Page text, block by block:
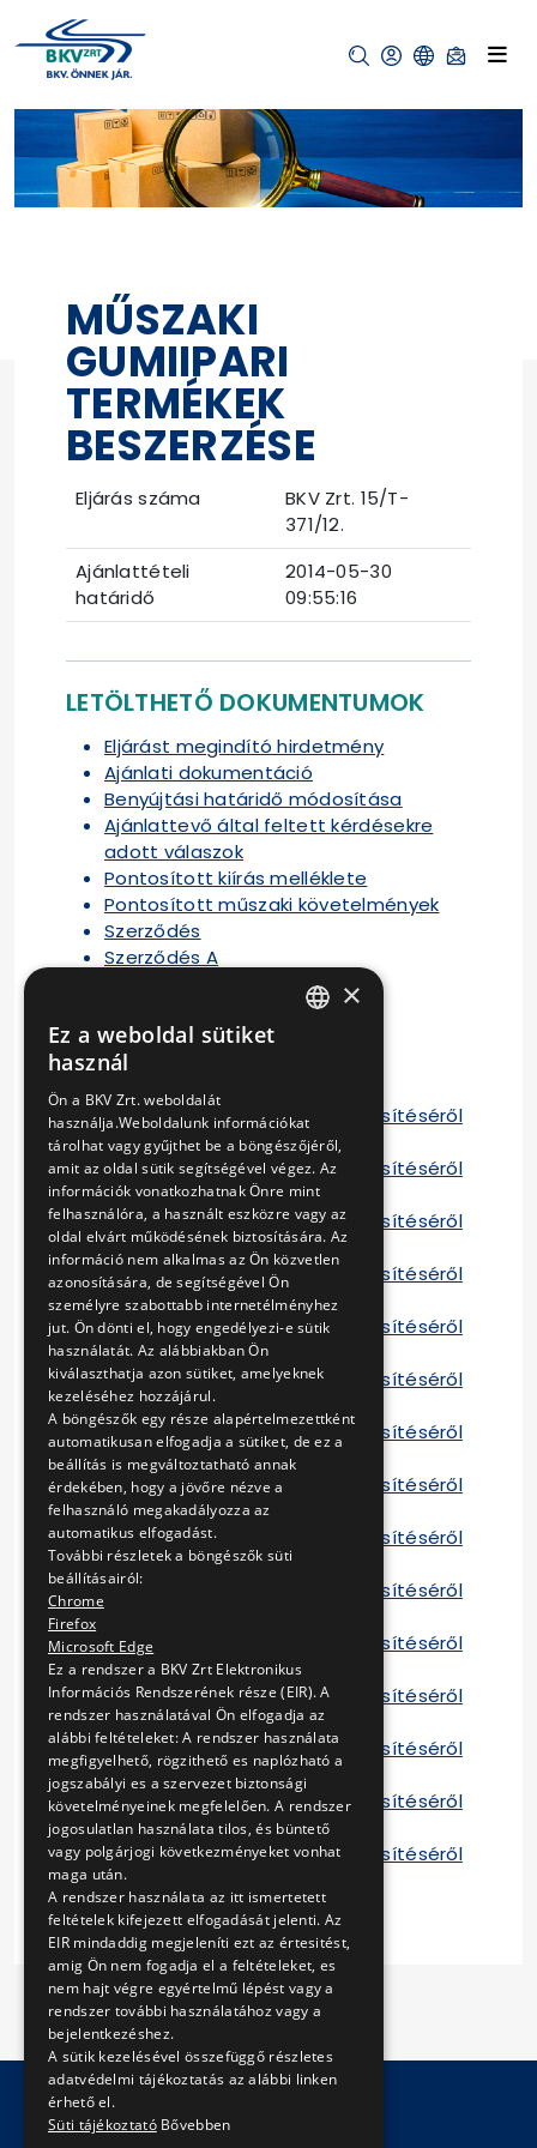
MŰSZAKI
GUMIIPARI
TERMÉKEK
BESZERZÉSE
Eljárás száma
BKV Zrt. 15/T-
371/12.
Ajánlattételi
határidő
2014-05-30
09:55:16
LETÖLTHETŐ DOKUMENTUMOK
Eljárást megindító hirdetmény
Ajánlati dokumentáció
Benyújtási határidő módosítása
Ajánlattevő által feltett kérdésekre
adott válaszok
Pontosított kiírás melléklete
Pontosított műszaki követelmények
Szerződés
Szerződés A
Szerződés F
Szerződés G
Szerződés H
Tájékoztató a szerződés teljesítéséről
A 2014
Tájékoztató a szerződés teljesítéséről
D 2014
Tájékoztató a szerződés teljesítéséről
E 2014
Tájékoztató a szerződés teljesítéséről
F 2014
Tájékoztató a szerződés teljesítéséről
G 2014
Tájékoztató a szerződés teljesítéséről
A 2015
Tájékoztató a szerződés teljesítéséről
D 2015
Tájékoztató a szerződés teljesítéséről
E 2015
Tájékoztató a szerződés teljesítéséről
F 2015
Tájékoztató a szerződés teljesítéséről
Tájékoztató a szerződés teljesítéséről
A 2016
Tájékoztató a szerződés teljesítéséről
D 2016
Tájékoztató a szerződés teljesítéséről
E 2016
Tájékoztató a szerződés teljesítéséről
F 2016
Tájékoztató a szerződés teljesítéséről
G 2016
×
Ez a weboldal sütiket
használ
Ön a BKV Zrt. weboldalát
használja.Weboldalunk információkat
tárolhat vagy gyűjthet be a böngészőjéről,
amit az oldal sütik segítségével végez. Az
információk vonatkozhatnak Önre mint
felhasználóra, a használt eszközre vagy az
oldal elvárt működésének biztosítására. Az
információ nem alkalmas az Ön közvetlen
azonosítására, de segítségével Ön
személyre szabottabb internetélményhez
jut. Ön dönti el, hogy engedélyezi-e sütik
használatát. Az alábbiakban Ön
kiválaszthatja azon sütiket, amelyeknek
kezeléséhez hozzájárul.
A böngészők egy része alapértelmezettként
automatikusan elfogadja a sütiket, de ez a
beállítás is megváltoztatható annak
érdekében, hogy a jövőre nézve a
felhasználó megakadályozza az
automatikus elfogadást.
További részletek a böngészők süti
beállításairól:
Chrome
Firefox
Microsoft Edge
Ez a rendszer a BKV Zrt Elektronikus
Információs Rendszerének része (EIR). A
rendszer használatával Ön elfogadja az
alábbi feltételeket: A rendszer használata
megfigyelhető, rögzithető es naplózható a
jogszabályi es a szervezet biztonsági
követelményeinek megfelelően. A rendszer
jogosulatlan használata tilos, és büntető
vagy polgárjogi következményeket vonhat
maga után.
A rendszer használata az itt ismertetett
feltételek kifejezett elfogadását jelenti. Az
EIR mindaddig megjeleníti ezt az értesitést,
amig Ön nem fogadja el a feltételeket, es
nem hajt végre egyértelmű lépést vagy a
rendszer további használatához vagy a
bejelentkezéshez.
A sütik kezelésével összefüggő részletes
adatvédelmi tájékoztatás az alábbi linken
érhető el.
Süti tájékoztató Bővebben